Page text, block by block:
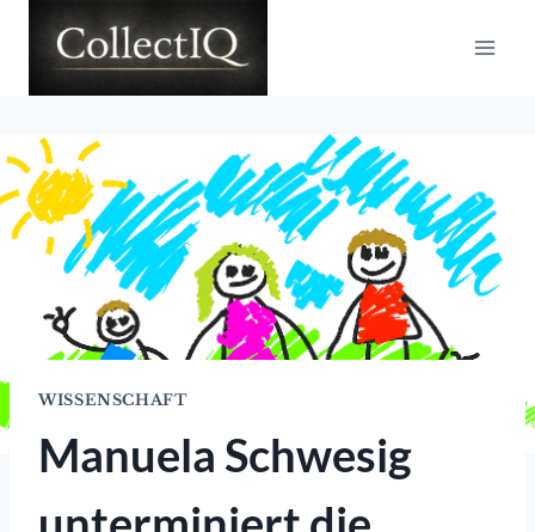
Inhalt
WISSENSCHAFT
Manuela Schwesig